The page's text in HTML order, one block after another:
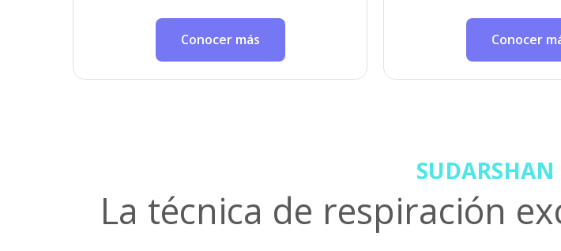
estrés.
Conocer más
hay en tí.
Conocer
La técnica de respiración